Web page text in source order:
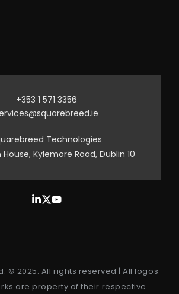
+353 1 571 3356
Technologies
Kylemore Road, Dublin 10
© 2025: All rights reserved | All logos
are property of their respective